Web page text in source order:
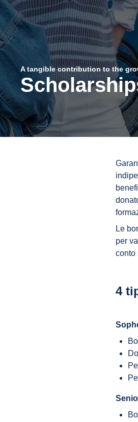
A tangible contribution to the
Le
per
conto
4